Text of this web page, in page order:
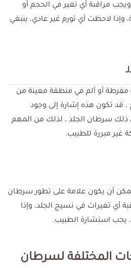
مراقبة أي تغير في الحجم أو
وإذا لاحظت أي تورم غير عادي، ينبغي
مفرطة أو ألم في منطقة معينة من
قد تكون هذه إشارة إلى وجود
سرطان الجلد ، لذلك من المهم
غير مبررة للطبيب.
أن يكون علامة على تطور سرطان
أي تغيرات في نسيج الجلد، وإذا
يجب استشارة الطبيب.
المختلفة لسرطان